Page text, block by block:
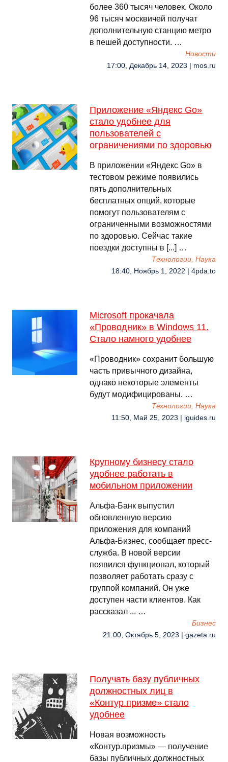
более 360 тысяч человек. Около
96 тысяч москвичей получат
дополнительную станцию метро
в пешей доступности. …
Новости
17:00, Декабрь 14, 2023 | mos.ru
Приложение «Яндекс Go»
стало удобнее для
пользователей с
ограничениями по здоровью
В приложении «Яндекс Go» в
тестовом режиме появились
пять дополнительных
бесплатных опций, которые
помогут пользователям с
ограниченными возможностями
по здоровью. Сейчас такие
поездки доступны в [...] …
Технологии, Наука
18:40, Ноябрь 1, 2022 | 4pda.to
Microsoft прокачала
«Проводник» в Windows 11.
Стало намного удобнее
«Проводник» сохранит большую
часть привычного дизайна,
однако некоторые элементы
будут модифицированы. …
Технологии, Наука
11:50, Май 25, 2023 | iguides.ru
Крупному бизнесу стало
удобнее работать в
мобильном приложении
Альфа-Банк выпустил
обновленную версию
приложения для компаний
Альфа-Бизнес, сообщает пресс-
служба. В новой версии
появился функционал, который
позволяет работать сразу с
группой компаний. Он уже
доступен части клиентов. Как
рассказал ... …
Бизнес
21:00, Октябрь 5, 2023 | gazeta.ru
Получать базу публичных
должностных лиц в
«Контур.призме» стало
удобнее
Новая возможность
«Контур.призмы» — получение
базы публичных должностных